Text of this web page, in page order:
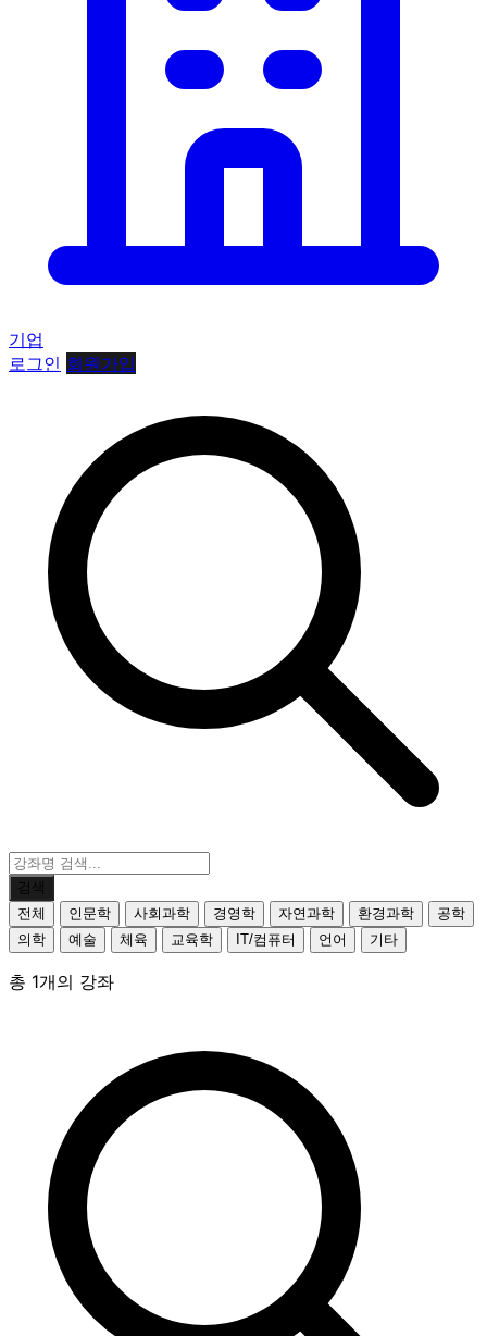
기업
로그인 회원가입
검색
전체
인문학 사회과학 경영학 자연과학 환경과학
공학
의학
예술 체육 교육학 IT/컴퓨터 언어 기타
총 1개의 강좌